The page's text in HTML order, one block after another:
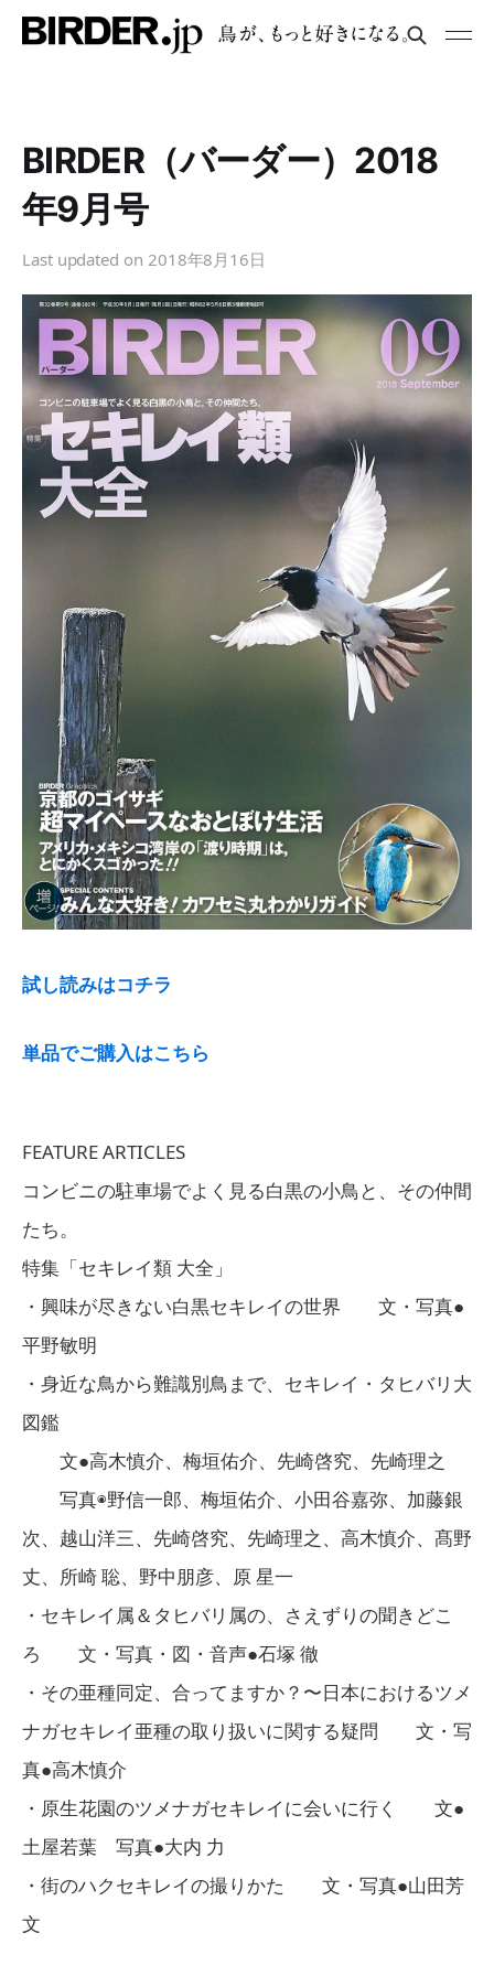
BIRDER（バーダー）2018
年9月号
Last updated on 2018年8月16日
試し読みはコチラ
単品でご購入はこちら
FEATURE ARTICLES
コンビニの駐車場でよく見る白黒の小鳥と、その仲間
たち。
特集「セキレイ類 大全」
・興味が尽きない白黒セキレイの世界 文・写真●
平野敏明
・身近な鳥から難識別鳥まで、セキレイ・タヒバリ大
図鑑
文●高木慎介、梅垣佑介、先崎啓究、先崎理之
写真◉野信一郎、梅垣佑介、小田谷嘉弥、加藤銀
次、越山洋三、先崎啓究、先崎理之、高木慎介、髙野
丈、所崎 聡、野中朋彦、原 星一
・セキレイ属＆タヒバリ属の、さえずりの聞きどこ
ろ 文・写真・図・音声●石塚 徹
・その亜種同定、合ってますか？〜日本におけるツメ
ナガセキレイ亜種の取り扱いに関する疑問 文・写
真●高木慎介
・原生花園のツメナガセキレイに会いに行く 文●
土屋若葉 写真●大内 力
・街のハクセキレイの撮りかた 文・写真●山田芳
文